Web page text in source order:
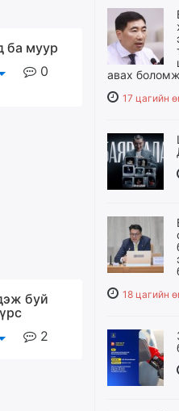
ба муур
0
буй
2
авах
17 цагийн
18 цагийн